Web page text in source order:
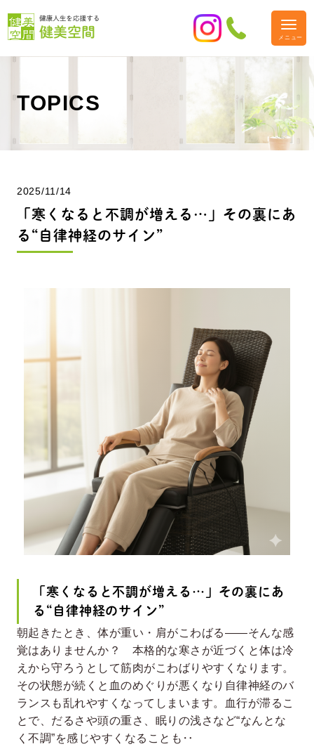
TOPICS
2025/11/14
「寒くなると不調が増える…」その裏にあ
る“自律神経のサイン”
「寒くなると不調が増える…」その裏にあ
る“自律神経のサイン”
朝起きたとき、体が重い・肩がこわばる――そんな感
覚はありませんか？ 本格的な寒さが近づくと体は冷
えから守ろうとして筋肉がこわばりやすくなります。
その状態が続くと血のめぐりが悪くなり自律神経のバ
ランスも乱れやすくなってしまいます。血行が滞るこ
とで、だるさや頭の重さ、眠りの浅さなど“なんとな
く不調”を感じやすくなることも‥